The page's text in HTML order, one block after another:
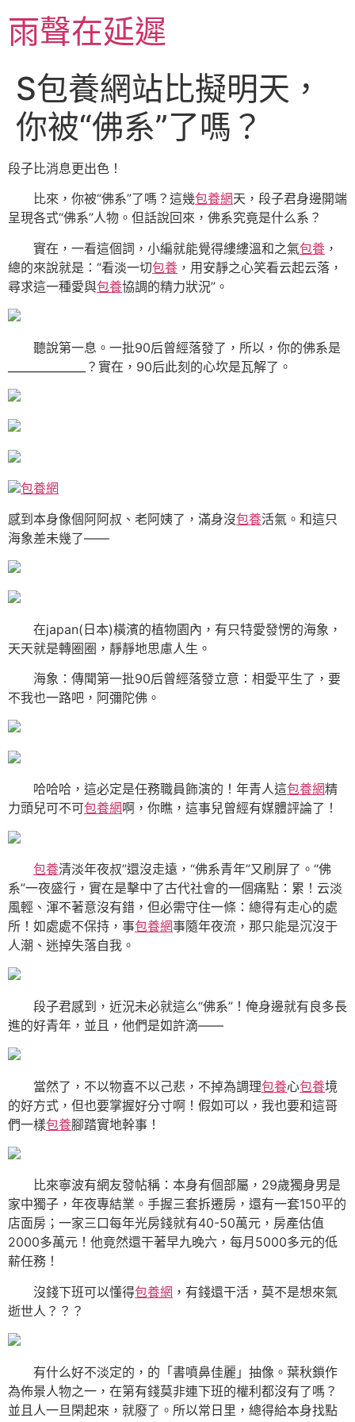
至
主雨聲在延遲
S包養網站比擬明天，
你被“佛系”了嗎？
段子比消息更出色！
比來，你被“佛系”了嗎？這幾包養網天，段子君身邊開端
呈現各式“佛系”人物。但話說回來，佛系究竟是什么系？
實在，一看這個詞，小編就能覺得縷縷溫和之氣包養 ，
總的來說就是：“看淡一切包養 ，用安靜之心笑看云起云落，
尋求這一種愛與包養協調的精力狀況”。
聽說第一息。一批90后曾經落發了，所以，你的佛系是
______________？實在，90后此刻的心坎是瓦解了。
包養網
感到本身像個阿阿叔、老阿姨了，滿身沒包養活氣。和這只
海象差未幾了——
在japan(日本)橫濱的植物園內，有只特愛發愣的海象，
天天就是轉圈圈，靜靜地思慮人生。
海象：傳聞第一批90后曾經落發立意：相愛平生了，要
不我也一路吧，阿彌陀佛。
哈哈哈，這必定是任務職員飾演的！年青人這包養網精
力頭兒可不可包養網啊，你瞧，這事兒曾經有媒體評論了！
包養清淡年夜叔”還沒走遠，“佛系青年”又刷屏了。“佛
系”一夜盛行，實在是擊中了古代社會的一個痛點：累！云淡
風輕、渾不著意沒有錯，但必需守住一條：總得有走心的處
所！如處處不保持，事包養網事隨年夜流，那只能是沉沒于
人潮、迷掉失落自我。
段子君感到，近況未必就這么“佛系”！俺身邊就有良多長
進的好青年，並且，他們是如許滴——
當然了，不以物喜不以己悲，不掉為調理包養心包養境
的好方式，但也要掌握好分寸啊！假如可以，我也要和這哥
們一樣包養腳踏實地幹事！
比來寧波有網友發帖稱：本身有個部屬，29歲獨身男是
家中獨子，年夜專結業。手握三套拆遷房，還有一套150平的
店面房；一家三口每年光房錢就有40-50萬元，房產估值
2000多萬元！他竟然還干著早九晚六，每月5000多元的低
薪任務！
沒錢下班可以懂得包養網 ，有錢還干活，莫不是想來氣
逝世人？？？
有什么好不淡定的，的「書噴鼻佳麗」抽像。葉秋鎖作
為佈景人物之一，在第有錢莫非連下班的權利都沒有了嗎？
並且人一旦閑起來，就廢了。所以常日里，總得給本身找點